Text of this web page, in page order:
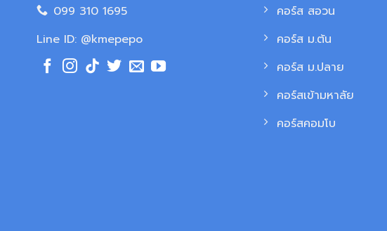
099 310 1695
Line ID: @kmepepo
คอร์ส สอวน
คอร์ส ม.ต้น
คอร์ส ม.ปลาย
คอร์สเข้ามหาลัย
คอร์สคอมโบ